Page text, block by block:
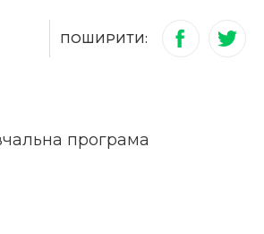
ПОШИРИТИ:
програма